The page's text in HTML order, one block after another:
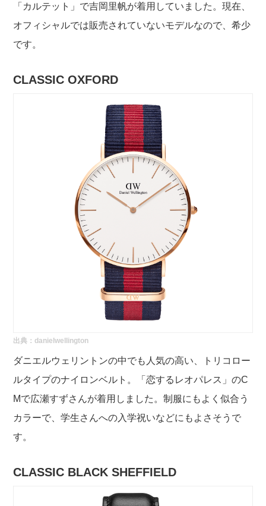
「カルテット」で吉岡里帆が着用していました。現在、
オフィシャルでは販売されていないモデルなので、希少
です。
CLASSIC OXFORD
出典：danielwellington
ダニエルウェリントンの中でも人気の高い、トリコロー
ルタイプのナイロンベルト。「恋するレオパレス」のC
Mで広瀬すずさんが着用しました。制服にもよく似合う
カラーで、学生さんへの入学祝いなどにもよさそうで
す。
CLASSIC BLACK SHEFFIELD